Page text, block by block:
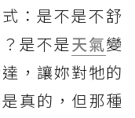
：是不是不舒
是不是天氣變
，讓妳對牠的
真的，但那種